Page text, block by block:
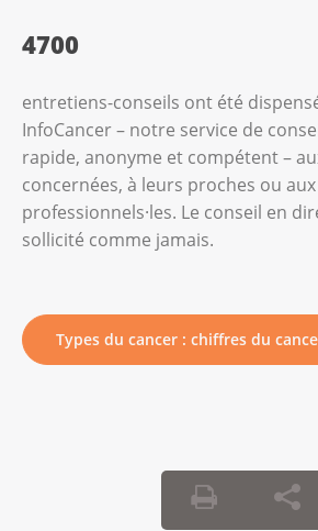
4700
entretiens-conseils ont été
InfoCancer – notre service de
rapide, anonyme et compétent –
concernées, à leurs proches ou aux
professionnels·les. Le conseil en
sollicité comme jamais.
Types du cancer : chiffres du